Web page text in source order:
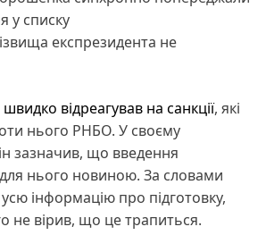
у списку
експрезидента не
швидко відреагував на санкції, які
нього РНБО. У своєму
зазначив, що введення
для нього новиною. За словами
інформацію про підготовку,
не вірив, що це трапиться.